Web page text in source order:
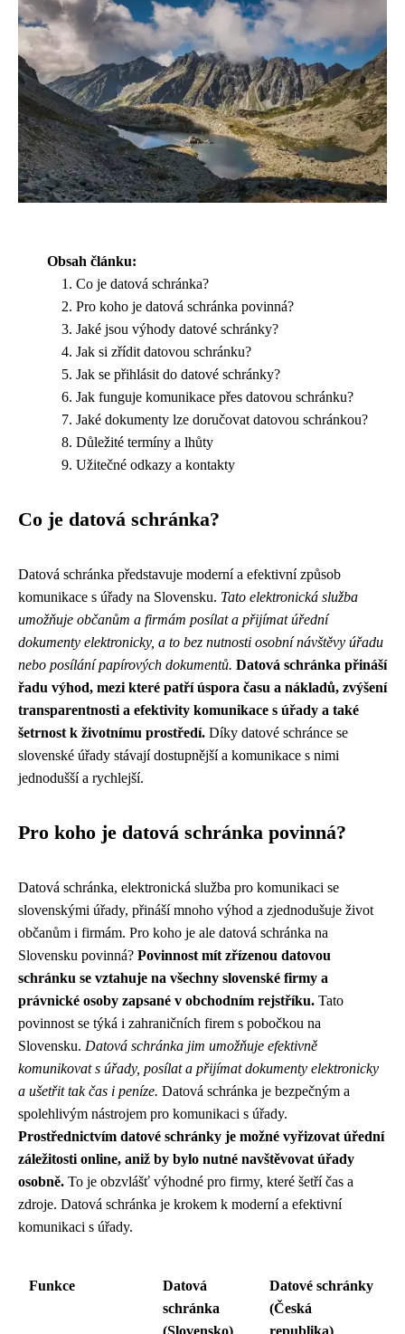
Obsah článku:
Co je datová schránka?
Pro koho je datová schránka povinná?
Jaké jsou výhody datové schránky?
Jak si zřídit datovou schránku?
Jak se přihlásit do datové schránky?
Jak funguje komunikace přes datovou schránku?
Jaké dokumenty lze doručovat datovou schránkou?
Důležité termíny a lhůty
Užitečné odkazy a kontakty
Co je datová schránka?
Datová schránka představuje moderní a efektivní způsob
komunikace s úřady na Slovensku. Tato elektronická služba
umožňuje občanům a firmám posílat a přijímat úřední
dokumenty elektronicky, a to bez nutnosti osobní návštěvy úřadu
nebo posílání papírových dokumentů. Datová schránka přináší
řadu výhod, mezi které patří úspora času a nákladů, zvýšení
transparentnosti a efektivity komunikace s úřady a také
šetrnost k životnímu prostředí. Díky datové schránce se
slovenské úřady stávají dostupnější a komunikace s nimi
jednodušší a rychlejší.
Pro koho je datová schránka povinná?
Datová schránka, elektronická služba pro komunikaci se
slovenskými úřady, přináší mnoho výhod a zjednodušuje život
občanům i firmám. Pro koho je ale datová schránka na
Slovensku povinná? Povinnost mít zřízenou datovou
schránku se vztahuje na všechny slovenské firmy a
právnické osoby zapsané v obchodním rejstříku. Tato
povinnost se týká i zahraničních firem s pobočkou na
Slovensku. Datová schránka jim umožňuje efektivně
komunikovat s úřady, posílat a přijímat dokumenty elektronicky
a ušetřit tak čas i peníze. Datová schránka je bezpečným a
spolehlivým nástrojem pro komunikaci s úřady.
Prostřednictvím datové schránky je možné vyřizovat úřední
záležitosti online, aniž by bylo nutné navštěvovat úřady
osobně. To je obzvlášť výhodné pro firmy, které šetří čas a
zdroje. Datová schránka je krokem k moderní a efektivní
komunikaci s úřady.
Funkce
Datová
schránka
(Slovensko)
Datové schránky
(Česká
republika)